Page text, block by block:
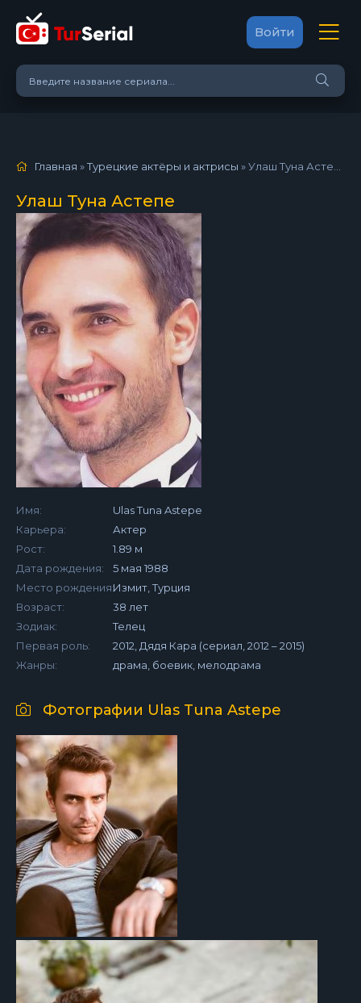
Войти
Главная »Турецкие актёры и актрисы »Улаш Туна Астепе
Улаш Туна Астепе
Имя:
Ulas Tuna Astepe
Карьера:
Актер
Рост:
1.89 м
Дата рождения:
5 мая 1988
Место рождения:Измит, Турция
Возраст:
38 лет
Зодиак:
Телец
Первая роль:
2012, Дядя Кара (сериал, 2012 – 2015)
Жанры:
драма, боевик, мелодрама
Фотографии Ulas Tuna Astepe